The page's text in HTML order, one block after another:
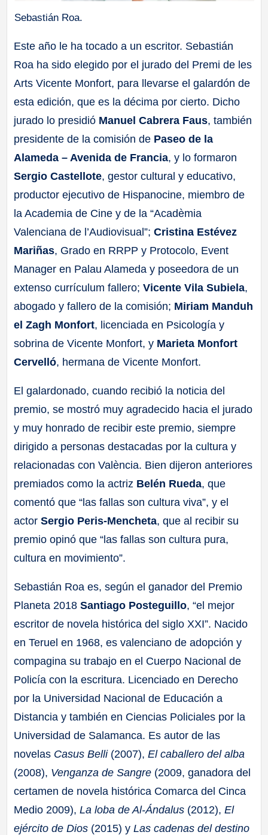
Sebastián Roa.
Este año le ha tocado a un escritor. Sebastián
Roa ha sido elegido por el jurado del Premi de les
Arts Vicente Monfort, para llevarse el galardón de
esta edición, que es la décima por cierto. Dicho
jurado lo presidió Manuel Cabrera Faus, también
presidente de la comisión de Paseo de la
Alameda – Avenida de Francia, y lo formaron
Sergio Castellote, gestor cultural y educativo,
productor ejecutivo de Hispanocine, miembro de
la Academia de Cine y de la “Acadèmia
Valenciana de l’Audiovisual”;Cristina Estévez
Mariñas, Grado en RRPP y Protocolo, Event
Manager en Palau Alameda y poseedora de un
extenso currículum fallero;Vicente Vila Subiela,
abogado y fallero de la comisión; Miriam Manduh
el Zagh Monfort, licenciada en Psicología y
sobrina de Vicente Monfort, y Marieta Monfort
Cervelló, hermana de Vicente Monfort.
El galardonado, cuando recibió la noticia del
premio, se mostró muy agradecido hacia el jurado
y muy honrado de recibir este premio, siempre
dirigido a personas destacadas por la cultura y
relacionadas con València. Bien dijeron anteriores
premiados como la actriz Belén Rueda, que
comentó que “las fallas son cultura viva”, y el
actorSergio Peris-Mencheta, que al recibir su
premio opinó que “las fallas son cultura pura,
cultura en movimiento”.
Sebastián Roa es, según el ganador del Premio
Planeta 2018Santiago Posteguillo, “el mejor
escritor de novela histórica del siglo XXI”. Nacido
en Teruel en 1968, es valenciano de adopción y
compagina su trabajo en el Cuerpo Nacional de
Policía con la escritura. Licenciado en Derecho
por la Universidad Nacional de Educación a
Distancia y también en Ciencias Policiales por la
Universidad de Salamanca. Es autor de las
novelas Casus Belli(2007),El caballero del alba
(2008), Venganza de Sangre (2009, ganadora del
certamen de novela histórica Comarca del Cinca
Medio 2009),La loba de Al-Ándalus (2012),El
ejército de Dios (2015) yLas cadenas del destino